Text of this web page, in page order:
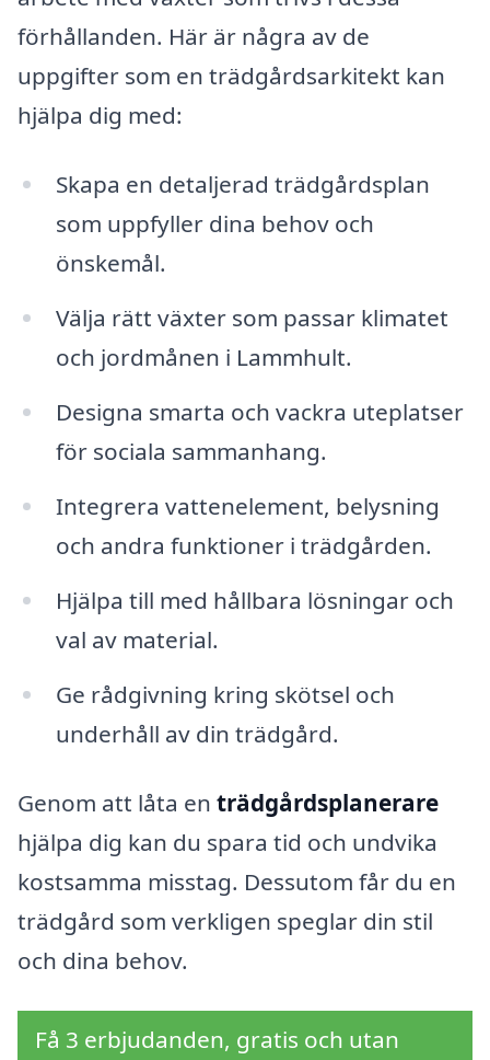
förhållanden. Här är några av de
uppgifter som en trädgårdsarkitekt kan
hjälpa dig med:
Skapa en detaljerad trädgårdsplan
som uppfyller dina behov och
önskemål.
Välja rätt växter som passar klimatet
och jordmånen i Lammhult.
Designa smarta och vackra uteplatser
för sociala sammanhang.
Integrera vattenelement, belysning
och andra funktioner i trädgården.
Hjälpa till med hållbara lösningar och
val av material.
Ge rådgivning kring skötsel och
underhåll av din trädgård.
Genom att låta en trädgårdsplanerare
hjälpa dig kan du spara tid och undvika
kostsamma misstag. Dessutom får du en
trädgård som verkligen speglar din stil
och dina behov.
Få 3 erbjudanden, gratis och utan